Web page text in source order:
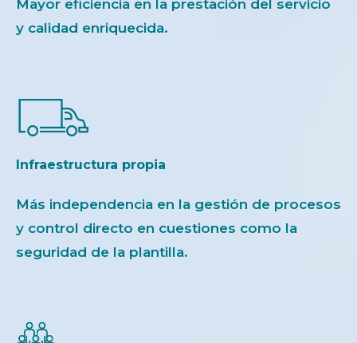
Mayor eficiencia en la prestación del servicio
y calidad enriquecida.
Infraestructura propia
Más independencia en la gestión de procesos
y control directo en cuestiones como la
seguridad de la plantilla.